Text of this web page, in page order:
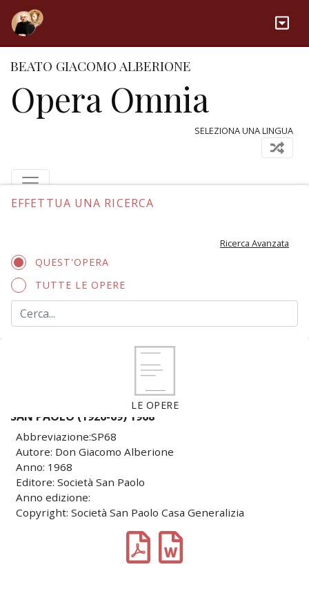
BEATO GIACOMO ALBERIONE
Opera Omnia
SELEZIONA UNA LINGUA
EFFETTUA UNA RICERCA
Ricerca Avanzata
QUEST'OPERA
TUTTE LE OPERE
LE OPERE
SAN PAOLO (1926-69) 1968
Abbreviazione:SP68
Autore: Don Giacomo Alberione
Anno: 1968
Editore: Società San Paolo
Anno edizione:
Copyright: Società San Paolo Casa Generalizia